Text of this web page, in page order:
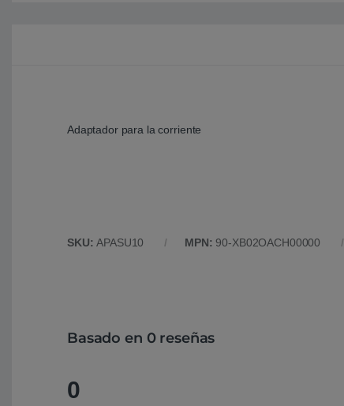
Adaptador para la corriente
SKU:APASU10 MPN: 90-XB02OACH00000
Basado en 0 reseñas
0